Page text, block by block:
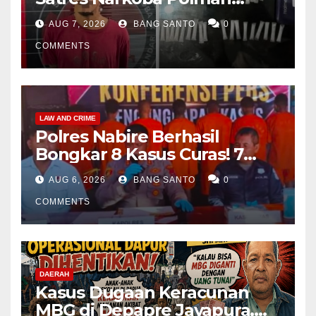
Amankan Pria di Matali
AUG 7, 2026 BANG SANTO 0
COMMENTS
LAW AND CRIME
Polres Nabire Berhasil
Bongkar 8 Kasus Curas! 7
Pelaku Ditangkap, 62 Motor
Kembali Diamankan
AUG 6, 2026 BANG SANTO 0
COMMENTS
DAERAH
Kasus Dugaan Keracunan
MBG di Depapre Jayapura,